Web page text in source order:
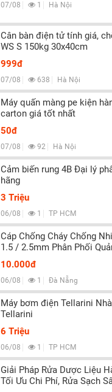
07/08 1 Hà Nội
Cân bàn điện tử tính giá,
WS S 150kg 30x40cm
999đ
07/08 638 Hà Nội
Máy quấn màng pe kiện
carton giá tốt nhất
50đ
07/08 92 Hà Nội
Cảm biến rung 4B Đại lý
hãng
3 Triệu
06/08 1 TP HCM
Cáp Chống Cháy Chống
1.5 / 2.5mm Phân Phối
10.000đ
06/08 1 Đà Nẵng
Máy bơm điện Tellarini
Tellarini
6 Triệu
06/08 1 TP HCM
Giải Pháp Rửa Dược Liệu
Tối Ưu Chi Phí, Rửa Sạch